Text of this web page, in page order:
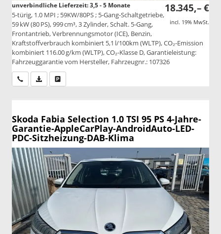
18.345,– €
incl. 19% MwSt.
unverbindliche Lieferzeit: 3,5 - 5 Monate
5-türig, 1.0 MPI ; 59KW/80PS ; 5-Gang-Schaltgetriebe,
59 kW (80 PS), 999 cm³, 3 Zylinder, Schalt. 5-Gang,
Frontantrieb, Verbrennungsmotor (ICE), Benzin,
Kraftstoffverbrauch kombiniert 5,1 l/100km (WLTP), CO₂-Emission
kombiniert 116.00 g/km (WLTP), CO₂-Klasse D, Garantieleistung:
Fahrzeuggarantie vom Hersteller, Fahrzeugnr.: 107326
Wir rufen Sie anPDF-Datei, Fahrzeugexposé drucken
Skoda Fabia Selection 1.0 TSI 95 PS 4-Jahre-
Garantie-AppleCarPlay-AndroidAuto-LED-
PDC-Sitzheizung-DAB-Klima